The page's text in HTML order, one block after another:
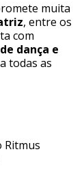
muita
, entre os
com
dança e
todas as
Ritmus